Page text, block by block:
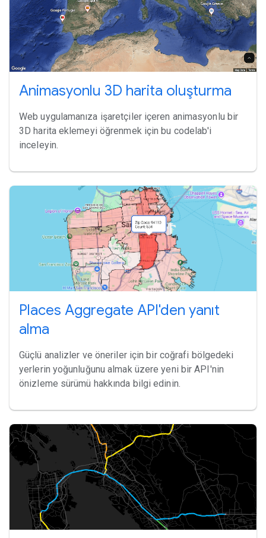
Animasyonlu 3D harita oluşturma
Web uygulamanıza işaretçiler içeren animasyonlu bir
3D harita eklemeyi öğrenmek için bu codelab'i
inceleyin.
Places Aggregate API'den yanıt
alma
Güçlü analizler ve öneriler için bir coğrafi bölgedeki
yerlerin yoğunluğunu almak üzere yeni bir API'nin
önizleme sürümü hakkında bilgi edinin.